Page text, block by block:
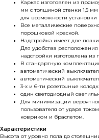
Каркас изготовлен из
мм с толщиной стенки 1,5
для возможности
Все металлические
порошковой краской.
Надстройка имеет две
Для удобства расположения
надстройки изготовлена
В стандартную
автоматический
автоматический
3-х и 6-ти розеточные
один светодиодный
Для минимизации
пользователя от удара
ковриком и браслетом.
Характеристики
Высота от уровня пола до